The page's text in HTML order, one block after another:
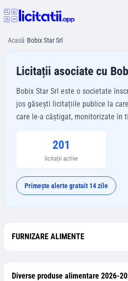
Acasă/Bobix Star Srl
Licitații asociate cu
Bobix Star Srl este o societate
jos găsești licitațiile publice la
care le-a câștigat, monitorizate în
201
licitații active
Primește alerte gratuit 14 zile
FURNIZARE ALIMENTE
Diverse produse alimentare 2026-